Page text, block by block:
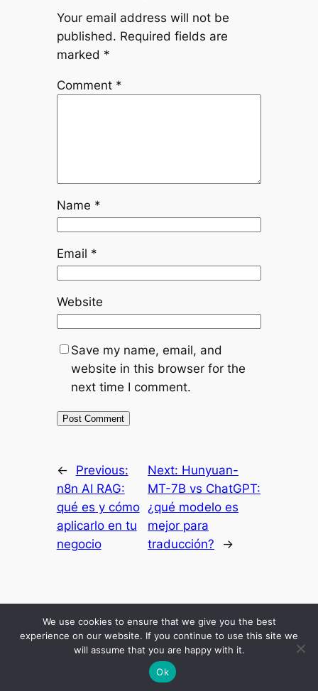
Your email address will not be
published. Required fields are
marked *
Comment *
Name *
Email *
Website
Save my name, email, and
website in this browser for the
next time I comment.
←
Previous:
n8n AI RAG:
qué es y cómo
aplicarlo en tu
negocio
Next: Hunyuan-
MT-7B vs ChatGPT:
¿qué modelo es
mejor para
traducción?
→
ResultadosMis SecretosBlog EconomicoPodcastAbout Me
Comunidad
We use cookies to ensure that we give you the best
experience on our website. If you continue to use this site we
will assume that you are happy with it.
Ok